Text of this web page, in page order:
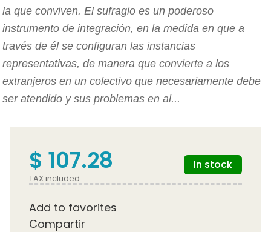
la que conviven. El sufragio es un poderoso
instrumento de integración, en la medida en que a
través de él se configuran las instancias
representativas, de manera que convierte a los
extranjeros en un colectivo que necesariamente debe
ser atendido y sus problemas en al...
$ 107.28
TAX included
In stock
Add to favorites
Compartir